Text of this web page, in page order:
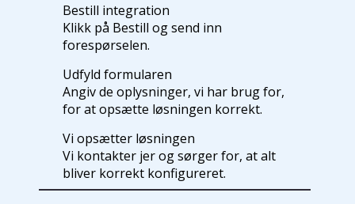
Bestill integration
Klikk på Bestill og send inn
forespørselen.
Udfyld formularen
Angiv de oplysninger, vi har brug for,
for at opsætte løsningen korrekt.
Vi opsætter løsningen
Vi kontakter jer og sørger for, at alt
bliver korrekt konfigureret.